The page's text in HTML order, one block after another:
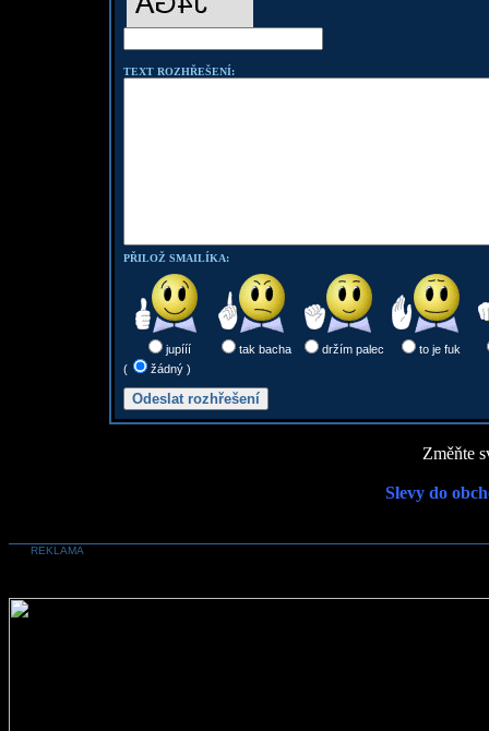
TEXT ROZHŘEŠENÍ:
PŘILOŽ SMAILÍKA:
jupííí tak bacha držím palec
to je fuk
(
žádný )
Změňte
Slevy do
REKLAMA